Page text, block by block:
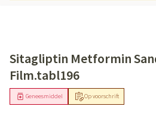
Sitagliptin Metformin
Film.tabl196
Op voorschrift
Geneesmiddel